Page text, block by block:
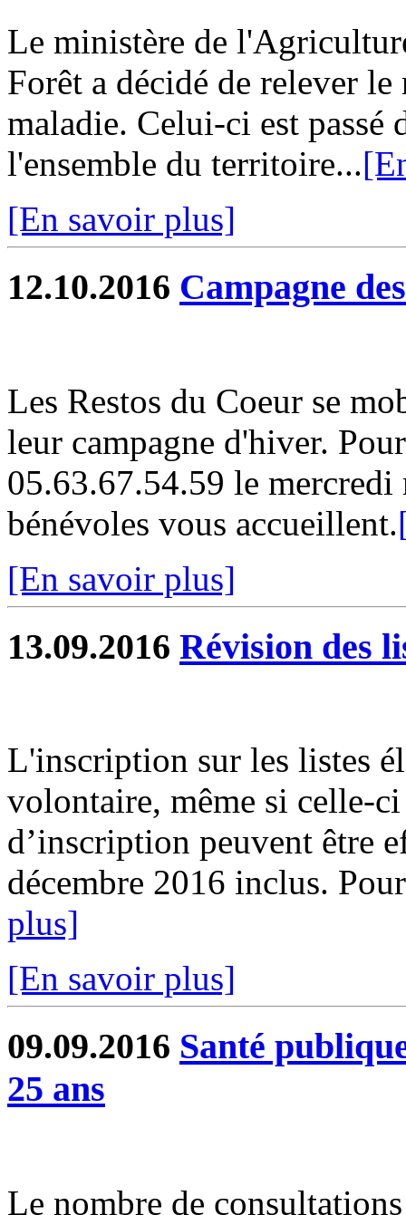
Le ministère de
Forêt a décidé de relever
maladie. Celui-ci est passé
l'ensemble du territoire...
[En savoir plus]
12.10.2016 Campagne
Les Restos du Coeur se
leur campagne d'hiver.
05.63.67.54.59 le mercredi
bénévoles vous accueillent.
[En savoir plus]
13.09.2016 Révision des
L'inscription sur les listes
volontaire, même si celle-
d’inscription peuvent être
décembre 2016 inclus.
plus]
[En savoir plus]
09.09.2016 Santé
25 ans
Le nombre de